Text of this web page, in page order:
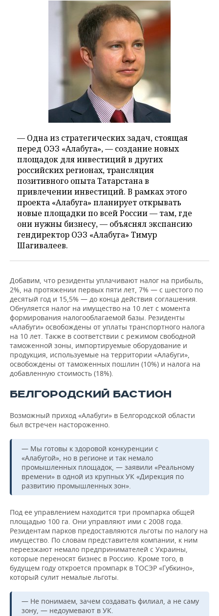
— Одна из стратегических задач, стоящая
перед ОЭЗ «Алабуга», — создание новых
площадок для инвестиций в других
российских регионах, трансляция
позитивного опыта Татарстана в
привлечении инвестиций. В рамках этого
проекта «Алабуга» планирует открывать
новые площадки по всей России — там, где
они нужны бизнесу, — объяснял экспансию
гендиректор ОЭЗ «Алабуга» Тимур
Шагивалеев.
Добавим, что резиденты уплачивают налог на прибыль,
2%, на протяжении первых пяти лет, 7% — с шестого по
десятый год и 15,5% — до конца действия соглашения.
Обнуляется налог на имущество на 10 лет с момента
формирования налогооблагаемой базы. Резиденты
«Алабуги» освобождены от уплаты транспортного налога
на 10 лет. Также в соответствии с режимом свободной
таможенной зоны, импортируемые оборудование и
продукция, используемые на территории «Алабуги»,
освобождены от таможенных пошлин (10%) и налога на
добавленную стоимость (18%).
БЕЛГОРОДСКИЙ БАСТИОН
Возможный приход «Алабуги» в Белгородской области
был встречен настороженно.
— Мы готовы к здоровой конкуренции с
«Алабугой», но в регионе и так немало
промышленных площадок, — заявили «Реальному
времени» в одной из крупных УК «Дирекция по
развитию промышленных зон».
Под ее управлением находится три промпарка общей
площадью 100 га. Они управляют ими с 2008 года.
Резидентам парков предоставляются льготы по налогу на
имущество. По словам представителя компании, к ним
переезжают немало предпринимателей с Украины,
которые переносят бизнес в Россию. Кроме того, в
будущем году откроется промпарк в ТОСЭР «Губкино»,
который сулит немалые льготы.
— Не понимаем, зачем создавать филиал, а не саму
зону, — недоумевают в УК.